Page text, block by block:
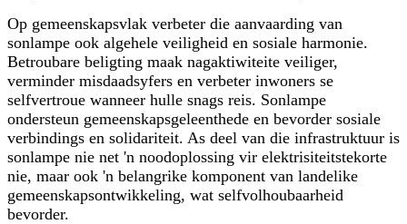
Op gemeenskapsvlak verbeter die aanvaarding van
sonlampe ook algehele veiligheid en sosiale harmonie.
Betroubare beligting maak nagaktiwiteite veiliger,
verminder misdaadsyfers en verbeter inwoners se
selfvertroue wanneer hulle snags reis. Sonlampe
ondersteun gemeenskapsgeleenthede en bevorder sosiale
verbindings en solidariteit. As deel van die infrastruktuur is
sonlampe nie net 'n noodoplossing vir elektrisiteitstekorte
nie, maar ook 'n belangrike komponent van landelike
gemeenskapsontwikkeling, wat selfvolhoubaarheid
bevorder.